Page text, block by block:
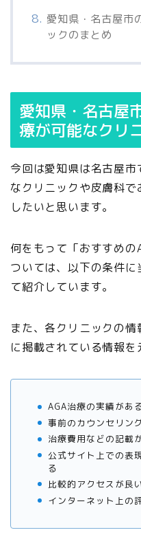
愛知県・名古屋市
ックのまとめ
愛知県・名古屋
療が可能なクリ
今回は愛知県は名古屋
なクリニックや皮膚科
したいと思います。
何をもって「おすすめの
ついては、以下の条件
て紹介しています。
また、各クリニックの
に掲載されている情報を
AGA治療の実績があ
事前のカウンセリン
治療費用などの記載
公式サイト上での表
る
比較的アクセスが良
インターネット上の